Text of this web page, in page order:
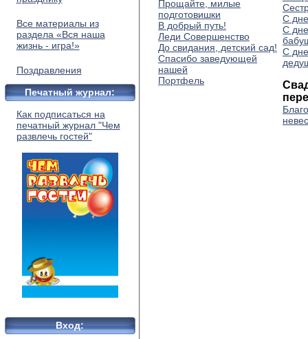
Все материалы из
раздела «Вся наша
жизнь - игра!»
Поздравления
Печатный журнал:
Как подписаться на
печатный журнал "Чем
развлечь гостей"
Вход:
Прощайте, милые
подготовишки
В добрый путь!
Леди Совершенство
До свидания, детский сад!
Спасибо заведующей
нашей
Портфель
С
С
С